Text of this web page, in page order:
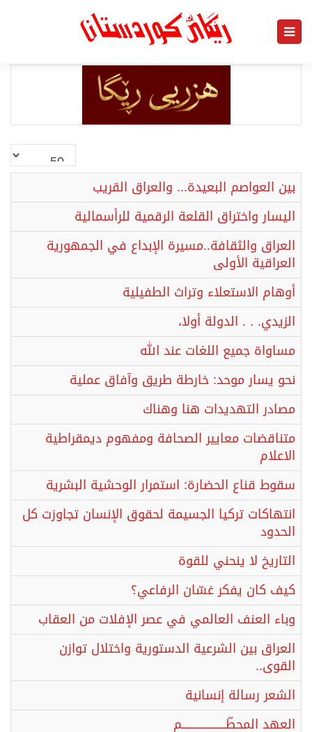
نمایش
#
بين العواصم البعيدة... والعراق القريب
اليسار واختراق القلعة الرقمية للرأسمالية
العراق والثقافة..مسيرة الإبداع في الجمهورية
العراقية الأولى
أوهام الاستعلاء وتراث الطفيلية
الزيدي. . . الدولة أولا،
مساواة جميع اللغات عند الله
نحو يسار موحد: خارطة طريق وآفاق عملية
مصادر التهديدات هنا وهناك
متناقضات معايير الصحافة ومفهوم ديمقراطية
الاعلام
سقوط قناع الحضارة: استمرار الوحشية البشرية
انتهاكات تركيا الجسيمة لحقوق الإنسان تجاوزت كل
الحدود
التاريخ لا ينحني للقوة
كيف كان يفكر غسّان الرفاعي؟
وباء العنف العالمي في عصر الإفلات من العقاب
العراق بين الشرعية الدستورية واختلال توازن
القوى..
الشعر رسالة إنسانية
العهد المحطّـــــــــــــــــــــم